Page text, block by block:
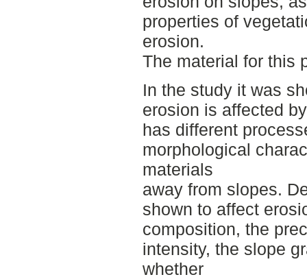
properties of
erosion.
The material for this
In the study it was
erosion is affected
has different
morphological
materials
away from slopes.
shown to affect
composition, the
intensity, the slope
whether